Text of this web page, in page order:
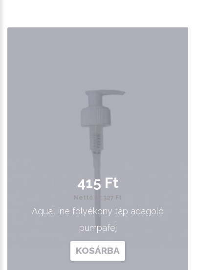
415 Ft
Nettó ár: 327 Ft
AquaLine folyékony táp adagoló
pumpafej
KOSÁRBA